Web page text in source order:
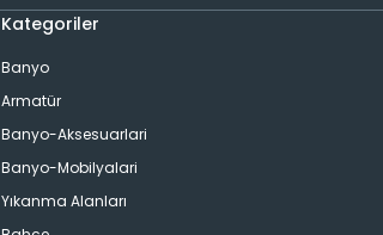
Kategoriler
Banyo
Armatür
Banyo-Aksesuarlari
Banyo-Mobilyalari
Yıkanma Alanları